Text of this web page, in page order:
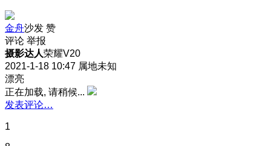
金舟沙发 赞
评论 举报
摄影达人荣耀V20
2021-1-18 10:47 属地未知
漂亮
正在加载, 请稍候...
发表评论…
1